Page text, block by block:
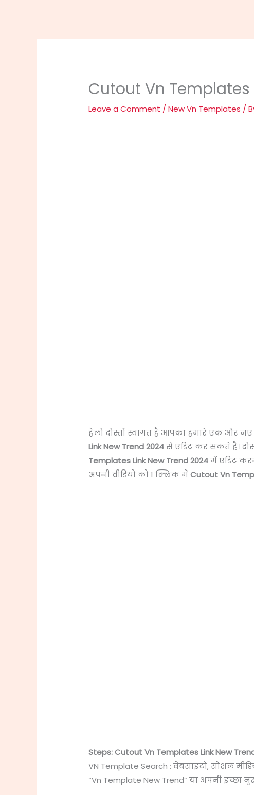
Cutout Vn Templates
Leave a Comment /New Vn Templates /
हेलो दोस्तों स्वागत है आपका हमारे एक और
Link New Trend 2024से एडिट कर सकते है।
Templates Link New Trend 2024में एडिट
अपनी वीडियो को 1 क्लिक मेंCutout Vn
Steps: Cutout Vn Templates Link New
VN Template Search : वेबसाइटों, सोशल
“Vn Template New Trend” या अपनी